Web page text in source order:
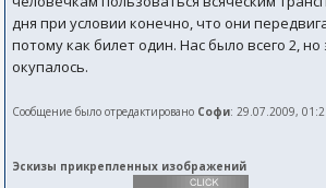
дня при условии конечно, что они
потому как билет один. Нас было всего 2, но
окупалось.
Сообщение было отредактировано Софи: 29.07.2009,
Эскизы прикрепленных изображений